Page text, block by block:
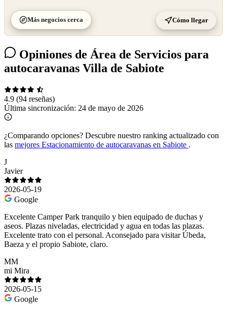
Más negocios cerca Cómo llegar
Opiniones de Área de Servicios para
autocaravanas Villa de Sabiote
4.9 (94 reseñas)
Última sincronización: 24 de mayo de 2026
¿Comparando opciones? Descubre nuestro ranking actualizado con
las mejores Estacionamiento de autocaravanas en Sabiote .
J
Javier
2026-05-19
Google
Excelente Camper Park tranquilo y bien equipado de duchas y
aseos. Plazas niveladas, electricidad y agua en todas las plazas.
Excelente trato con el personal. Aconsejado para visitar Úbeda,
Baeza y el propio Sabiote, claro.
MM
mi Mira
2026-05-15
Google